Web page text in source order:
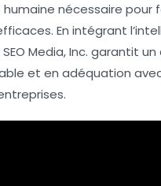
humaine nécessaire pour
En intégrant
Media, Inc. garantit
et en adéquation